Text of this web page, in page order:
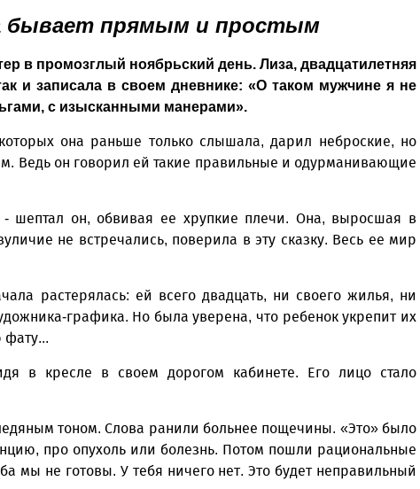
бывает прямым и простым
в промозглый ноябрьский день. Лиза, двадцатилетняя
и записала в своем дневнике: «О таком мужчине я не
с изысканными манерами».
она раньше только слышала, дарил неброские, но
Ведь он говорил ей такие правильные и одурманивающие
шептал он, обвивая ее хрупкие плечи. Она, выросшая в
не встречались, поверила в эту сказку. Весь ее мир
растерялась: ей всего двадцать, ни своего жилья, ни
графика. Но была уверена, что ребенок укрепит их
фату...
в кресле в своем дорогом кабинете. Его лицо стало
тоном. Слова ранили больнее пощечины. «Это» было
про опухоль или болезнь. Потом пошли рациональные
мы не готовы. У тебя ничего нет. Это будет неправильный